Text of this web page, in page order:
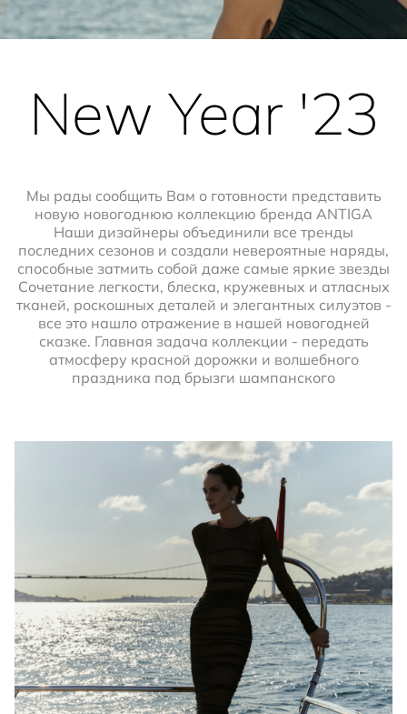
New Year '23
Мы рады сообщить Вам о готовности представить
новую новогоднюю коллекцию бренда ANTIGA
Наши дизайнеры объединили все тренды
последних сезонов и создали невероятные наряды,
способные затмить собой даже самые яркие звезды
Сочетание легкости, блеска, кружевных и атласных
тканей, роскошных деталей и элегантных силуэтов -
все это нашло отражение в нашей новогодней
сказке. Главная задача коллекции - передать
атмосферу красной дорожки и волшебного
праздника под брызги шампанского